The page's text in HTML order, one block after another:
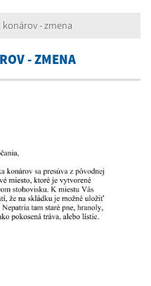
konárov - zmena
- ZMENA